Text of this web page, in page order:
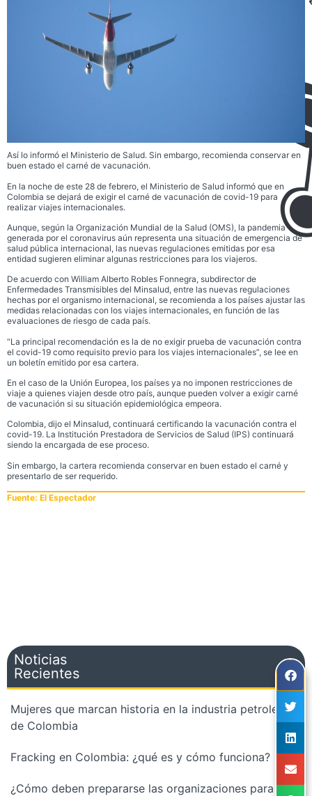
Así lo informó el Ministerio de Salud. Sin embargo, recomienda conservar en
buen estado el carné de vacunación.
En la noche de este 28 de febrero, el Ministerio de Salud informó que en
Colombia se dejará de exigir el carné de vacunación de covid-19 para
realizar viajes internacionales.
Aunque, según la Organización Mundial de la Salud (OMS), la pandemia
generada por el coronavirus aún representa una situación de emergencia de
salud pública internacional, las nuevas regulaciones emitidas por esa
entidad sugieren eliminar algunas restricciones para los viajeros.
De acuerdo con William Alberto Robles Fonnegra, subdirector de
Enfermedades Transmisibles del Minsalud, entre las nuevas regulaciones
hechas por el organismo internacional, se recomienda a los países ajustar las
medidas relacionadas con los viajes internacionales, en función de las
evaluaciones de riesgo de cada país.
“La principal recomendación es la de no exigir prueba de vacunación contra
el covid-19 como requisito previo para los viajes internacionales”, se lee en
un boletín emitido por esa cartera.
En el caso de la Unión Europea, los países ya no imponen restricciones de
viaje a quienes viajen desde otro país, aunque pueden volver a exigir carné
de vacunación si su situación epidemiológica empeora.
Colombia, dijo el Minsalud, continuará certificando la vacunación contra el
covid-19. La Institución Prestadora de Servicios de Salud (IPS) continuará
siendo la encargada de ese proceso.
Sin embargo, la cartera recomienda conservar en buen estado el carné y
presentarlo de ser requerido.
Fuente: El Espectador
Noticias
Recientes
Mujeres que marcan historia en la industria petrolera
de Colombia
Fracking en Colombia: ¿qué es y cómo funciona?
¿Cómo deben prepararse las organizaciones para